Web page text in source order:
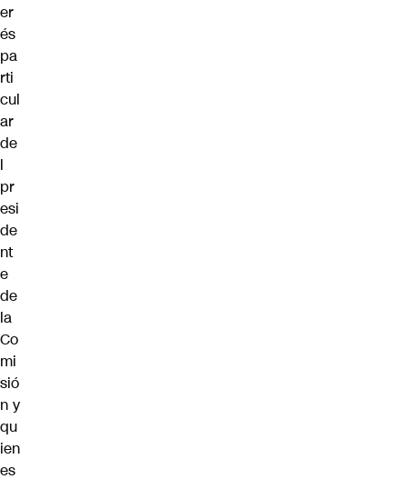
er
és
pa
rti
cul
ar
de
l
pr
esi
de
nt
e
de
la
Co
mi
sió
n y
qu
ien
es